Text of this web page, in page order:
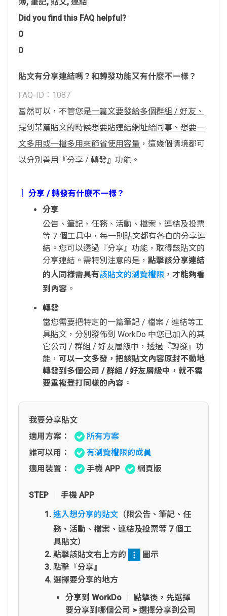
Did you find this FAQ helpful?
0
0
貼文有分享連結嗎？和轉發功能又有什麼不一樣？
FAQ-ID：1087
當然可以，不管您是一篇文要發給多個群組 / 好友、
提到某篇貼文的時候想要貼連結網址給同事、想要一
文多用或一檔多用來節省使用容量 ，這幾個情境都可
以分別善用『分享 / 轉發』功能。
│ 分享 / 轉發有什麼不一樣？
分享
公告、筆記、任務、活動、檔案、連結及投票
等 7 個工具中，每一則貼文都有各自的分享連
結。您可以透過『分享』功能，取得該貼文的
分享連結。需特別注意的是， 點擊該分享連結
的人同樣需具有該貼文的瀏覽權限 ，才能夠看
到內容 。
轉發
當您需要把特定的一篇筆記 / 檔案 / 連結等工
具貼文，分別發佈到 WorkDo 中您已加入的其
它公司 / 群組 / 好友層級中，透過『轉發』功
能， 可以一文多發，把該貼文內容原封不動地
轉發到多個公司 / 群組 / 好友層級中，就不需
要重複登打同樣的內容 。
我要分享貼文
適用方案：
所有方案
誰可以用：
有瀏覽權限的成員
適用裝置：
手機 APP 網頁版
STEP │ 手機 APP
進入想分享的貼文 （限公告、筆記、任
務、活動、檔案、連結及投票等 7 個工
具貼文）
點擊該貼文右上方的
圖示
點擊『分享』
選擇要分享的地方
分享到 WorkDo │ 點擊後，先選擇
要分享到哪個公司 > 選擇分享到公司